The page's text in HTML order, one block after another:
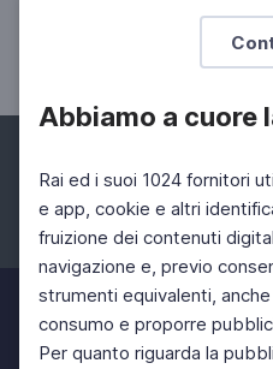
Abbiamo a cuore
Rai ed i suoi 1024 fornitori
e app, cookie e altri
fruizione dei contenuti
navigazione e, previo
strumenti equivalenti,
consumo e proporre
Per quanto riguarda la
Il direttore della
Facebook